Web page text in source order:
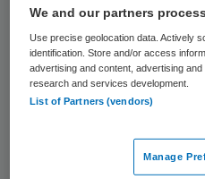
advies om een
rollator, te gebruiken.
woont moet voor
in een tehuis worden
Deze dame heeft
haar leeftijdsgenoten
We and our partners
Use precise geolocation data. Actively
identification. Store and/or access
advertising and content, advertising
research and services development.
List of Partners (vendors)
Manage